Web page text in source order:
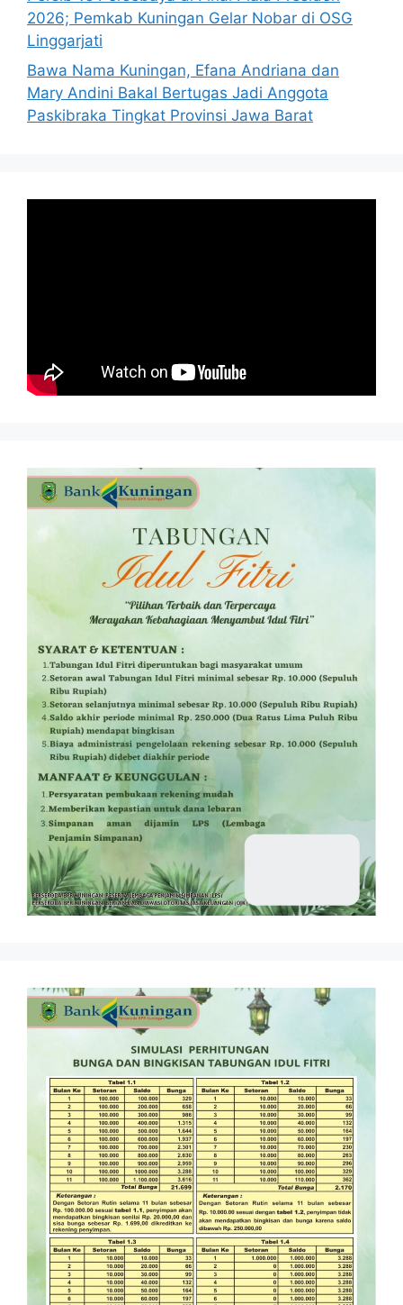
2026; Pemkab Kuningan Gelar Nobar di OSG
Linggarjati
Bawa Nama Kuningan, Efana Andriana dan
Mary Andini Bakal Bertugas Jadi Anggota
Paskibraka Tingkat Provinsi Jawa Barat